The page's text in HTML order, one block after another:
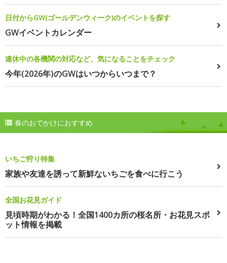
日付からGW(ゴールデンウィーク)のイベントを探す
GWイベントカレンダー
連休中の各機関の対応など、気になることをチェック
今年(2026年)のGWはいつからいつまで？
春のおでかけにおすすめ
いちご狩り特集
家族や友達を誘って新鮮ないちごを食べに行こう
全国お花見ガイド
見頃時期がわかる！全国1400カ所の桜名所・お花見スポ
ット情報を掲載